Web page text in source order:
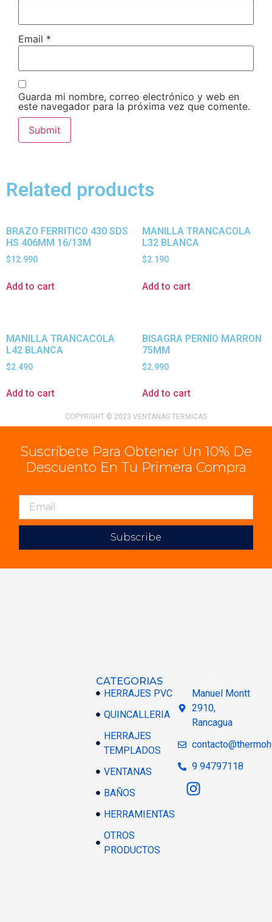
Email *
Guarda mi nombre, correo electrónico y web en
este navegador para la próxima vez que comente.
Related products
BRAZO FERRITICO 430 SDS
HS 406MM 16/13M
$12.990
Add to cart
MANILLA TRANCACOLA
L32 BLANCA
$2.190
Add to cart
MANILLA TRANCACOLA
L42 BLANCA
$2.490
Add to cart
BISAGRA PERNIO MARRON
75MM
$2.990
Add to cart
COPYRIGHT © 2023 VENTANAS TERMICAS
Suscríbete Para Obtener Un 10% De
Descuento En Tu Primera Compra
Subscribe
CATEGORIAS
HERRAJES PVC
QUINCALLERIA
HERRAJES
TEMPLADOS
VENTANAS
BAÑOS
HERRAMIENTAS
OTROS
PRODUCTOS
Manuel Montt
2910,
Rancagua
9 94797118